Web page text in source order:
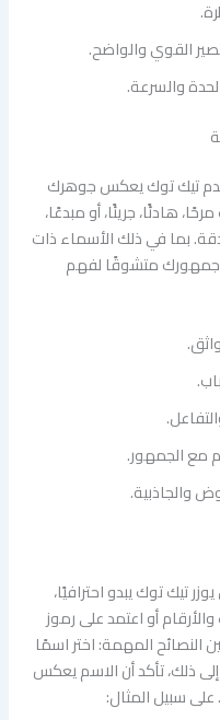
والسرعة.
تيك توك يعكس جوهرك
هادئًا، جريئًا، أو مبدعًا،
بما في ذلك الأسماء ذات
جمهورك متشوقًا لفهم
مع الجمهور.
والجاذبية.
تيك توك يبدو احترافيًا،
أو اعتمد على رموز
المهمة: اختر اسمًا
ذلك، تأكد أن الاسم يعكس
سبيل المثال: